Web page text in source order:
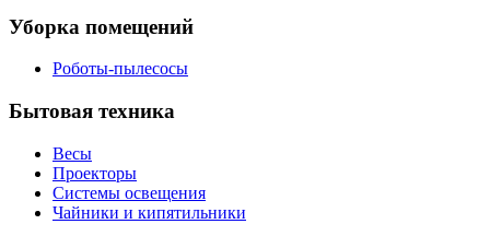
Уборка помещений
Роботы-пылесосы
Бытовая техника
Весы
Проекторы
Системы освещения
Чайники и кипятильники